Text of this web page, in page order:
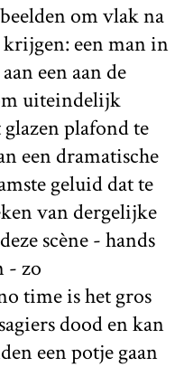
om vlak na
een man in
een aan de
uiteindelijk
plafond te
een dramatische
geluid dat te
van dergelijke
scène - hands
- zo
time is het gros
dood en kan
een potje gaan